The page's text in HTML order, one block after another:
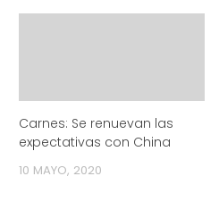
Carnes: Se renuevan las
expectativas con China
10 MAYO, 2020